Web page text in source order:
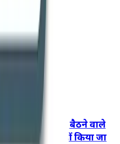
के कारण पीछे बैठने वाले
मुआवज़ा कम नहीं किया जा